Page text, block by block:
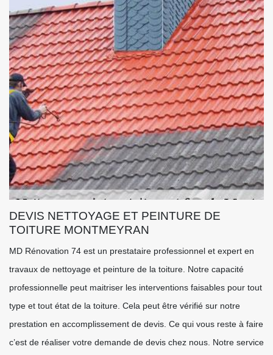
DEVIS NETTOYAGE ET PEINTURE DE
TOITURE MONTMEYRAN
MD Rénovation 74 est un prestataire professionnel et expert en
travaux de nettoyage et peinture de la toiture. Notre capacité
professionnelle peut maitriser les interventions faisables pour tout
type et tout état de la toiture. Cela peut être vérifié sur notre
prestation en accomplissement de devis. Ce qui vous reste à faire
c’est de réaliser votre demande de devis chez nous. Notre service